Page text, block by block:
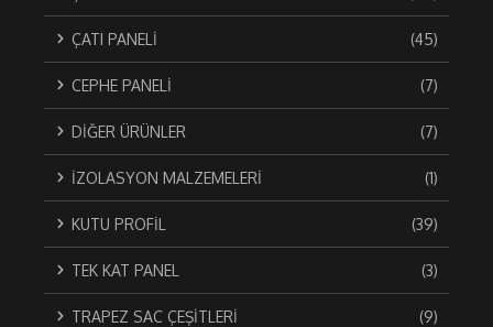
ÇATI PANELİ (45)
CEPHE PANELİ (7)
DİĞER ÜRÜNLER (7)
İZOLASYON MALZEMELERİ (1)
KUTU PROFİL (39)
TEK KAT PANEL (3)
TRAPEZ SAC ÇEŞİTLERİ (9)